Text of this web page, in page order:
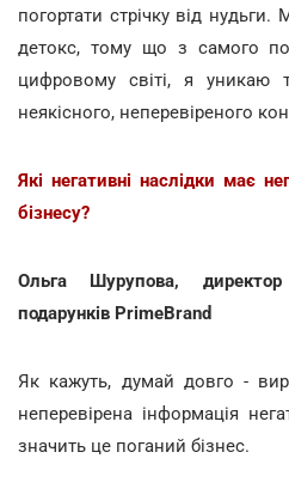
погортати стрічку від нудьги.
детокс, тому що з самого
цифровому світі, я уникаю
неякісного, неперевіреного
Які негативні наслідки має
бізнесу?
Ольга Шурупова, директор
подарунків PrimeBrand
Як кажуть, думай довго -
неперевірена інформація
значить це поганий бізнес.